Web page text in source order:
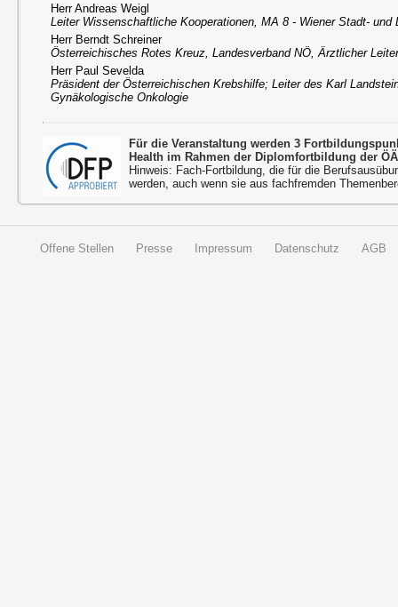
Herr Andreas Weigl
Leiter Wissenschaftliche Kooperationen, MA 8 - Wiener Stadt- und
Herr Berndt Schreiner
Österreichisches Rotes Kreuz, Landesverband NÖ, Ärztlicher
Herr Paul Sevelda
Präsident der Österreichischen Krebshilfe; Leiter des Karl
Gynäkologische Onkologie
Für die Veranstaltung werden 3
Health im Rahmen der Diplomfortbildung der
Hinweis: Fach-Fortbildung, die für die
werden, auch wenn sie aus fachfremden
Offene Stellen Presse Impressum Datenschutz AGB